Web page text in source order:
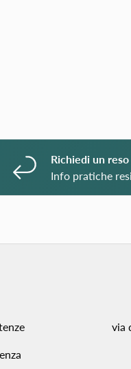
3 al 28 agosto
Richiedi un reso
Info pratiche resi
via